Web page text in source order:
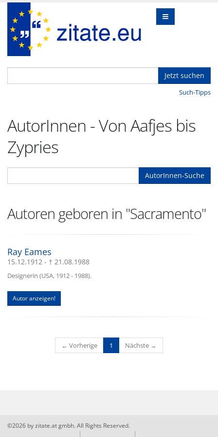
Jetzt suchen
Such-Tipps
AutorInnen - Von Aafjes bis
Zypries
AutorInnen-Suche
Autoren geboren in "Sacramento"
Ray Eames
15.12.1912 - † 21.08.1988
Designerin (USA, 1912 - 1988).
Autor anzeigen!
← Vorherige 1 (current)
Nächste →
©2026 by zitate.at gmbh. All Rights Reserved.